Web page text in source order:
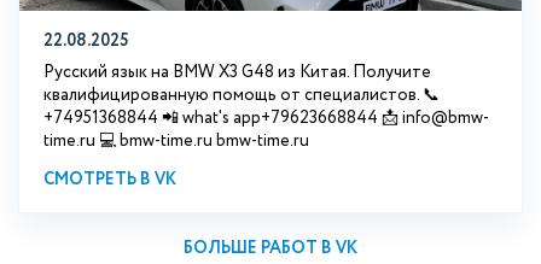
22.08.2025
Русский язык на BMW X3 G48 из Китая. Получите
квалифицированную помощь от специалистов. 📞
+74951368844 📲 what's app+79623668844 📩 info@bmw-
time.ru 💻 bmw-time.ru bmw-time.ru
СМОТРЕТЬ В VK
БОЛЬШЕ РАБОТ В VK